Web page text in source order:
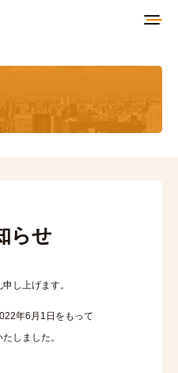
らせ
し上げます。
年6月1日をもって
しました。